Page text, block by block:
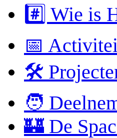
#️⃣ Wie is
📅
🛠
🧑
🏰 De